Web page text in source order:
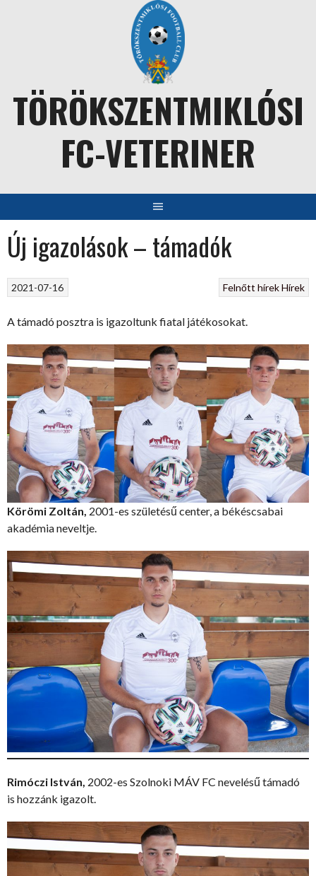
TÖRÖKSZENTMIKLÓSI
FC-VETERINER
Új igazolások – támadók
Felnőtt hírekHírek
2021-07-16
A támadó posztra is igazoltunk fiatal játékosokat.
Körömi Zoltán, 2001-es születésű center, a békéscsabai
akadémia neveltje.
Rimóczi István, 2002-es Szolnoki MÁV FC nevelésű támadó
is hozzánk igazolt.